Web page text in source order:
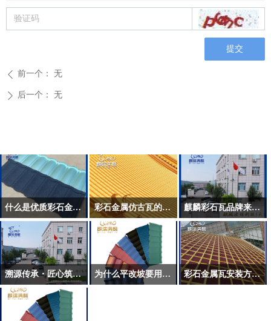
ꄴ 前一个： 无
ꄲ 后一个： 无
什么是优质彩石金属瓦 彩石金属仿古瓦的优势 麒麟彩石瓦品牌来历与简介
溯源传承・匠心筑顶 —— 麒麟彩石瓦的前世今生 为什么平改坡要用彩石金属瓦 彩石金属瓦安装方法！
提交